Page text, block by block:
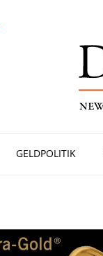
GELDPOLITIK